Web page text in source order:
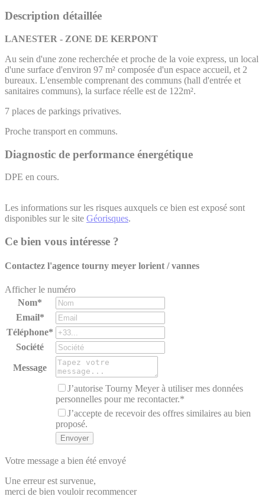
Description détaillée
LANESTER - ZONE DE KERPONT
Au sein d'une zone recherchée et proche de la voie express, un local
d'une surface d'environ 97 m² composée d'un espace accueil, et 2
bureaux. L'ensemble comprenant des communs (hall d'entrée et
sanitaires communs), la surface réelle est de 122m².
7 places de parkings privatives.
Proche transport en communs.
Diagnostic de performance énergétique
DPE en cours.
Les informations sur les risques auxquels ce bien est exposé sont
disponibles sur le site Géorisques.
Ce bien vous intéresse ?
Contactez l'agence tourny meyer lorient / vannes
Afficher le numéro
Nom*
Email*
Téléphone*
Société
Message
J’autorise Tourny Meyer à utiliser mes données
personnelles pour me recontacter.*
J’accepte de recevoir des offres similaires au bien
proposé.
Votre message a bien été envoyé
Une erreur est survenue,
merci de bien vouloir recommencer